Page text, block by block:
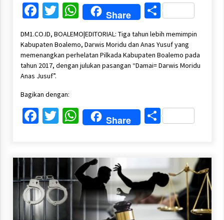
Facebook
Twitter
WhatsApp
Share Share
DM1.CO.ID, BOALEMO|EDITORIAL: Tiga tahun lebih memimpin
Kabupaten Boalemo, Darwis Moridu dan Anas Yusuf yang
memenangkan perhelatan Pilkada Kabupaten Boalemo pada
tahun 2017, dengan julukan pasangan “Damai= Darwis Moridu
Anas Jusuf”.
Bagikan dengan:
Facebook
Twitter
WhatsApp
Share Share